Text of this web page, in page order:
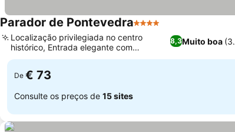
Parador de Pontevedra4 Estrelas
8,3Muito boa
Localização privilegiada no centro
histórico, Entrada elegante com
escadaria de mármore
De € 73
Consulte os preços de 15 sites